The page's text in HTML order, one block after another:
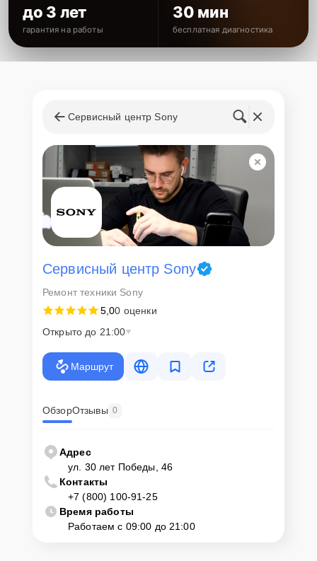
до 3 лет
гарантия на работы
30 мин
бесплатная диагностика
Сервисный центр Sony
Сервисный центр Sony
Ремонт техники Sony
5,00 оценки
Открыто до 21:00
Маршрут
ОбзорОтзывы 0
Адрес
ул. 30 лет Победы, 46
Контакты
+7 (800) 100-91-25
Время работы
Работаем с 09:00 до 21:00